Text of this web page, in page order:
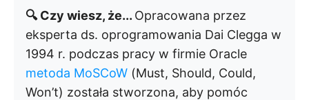
🔍 Czy wiesz, że... Opracowana przez
eksperta ds. oprogramowania Dai Clegga w
1994 r. podczas pracy w firmie Oracle
metoda MoSCoW (Must, Should, Could,
Won’t) została stworzona, aby pomóc